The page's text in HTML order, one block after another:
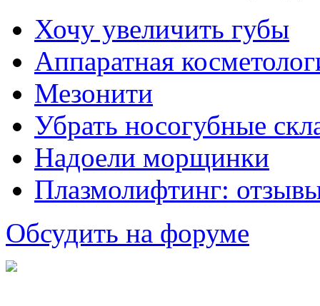
Хочу увеличить губы
Аппаратная
Мезонити
Убрать носогубные
Надоели морщинки
Плазмолифтинг:
Обсудить на форуме